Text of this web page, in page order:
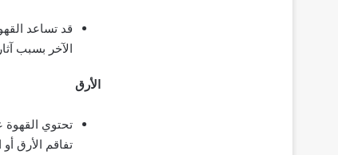
قد تساعد
الآخر بسبب
الأرق
تحتوي القهوة
تفاقم الأرق